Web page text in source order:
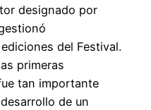
designado por
del Festival.
primeras
tan importante
de un